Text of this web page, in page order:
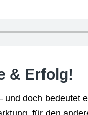
& Erfolg!
doch bedeutet